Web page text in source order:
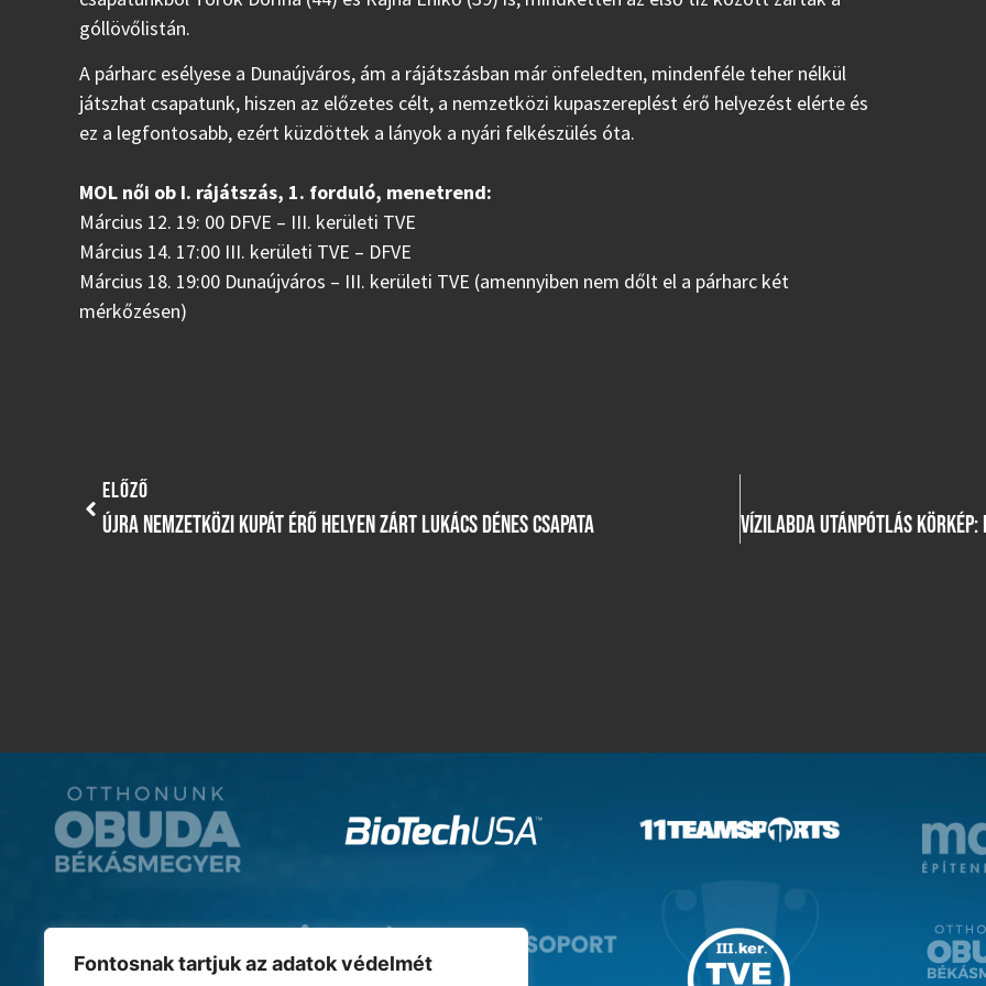
Fontosnak tartjuk az adatok védelmét
góllövőlistán.
A párharc esélyese a Dunaújváros, ám a rájátszásban már önfeledten, mindenféle teher nélkül
játszhat csapatunk, hiszen az előzetes célt, a nemzetközi kupaszereplést érő helyezést elérte és
ez a legfontosabb, ezért küzdöttek a lányok a nyári felkészülés óta.
MOL női ob I. rájátszás, 1. forduló, menetrend:
Március 12. 19: 00 DFVE – III. kerületi TVE
Március 14. 17:00 III. kerületi TVE – DFVE
Március 18. 19:00 Dunaújváros – III. kerületi TVE (amennyiben nem dőlt el a párharc két
mérkőzésen)
ELŐZŐ
ÚJRA NEMZETKÖZI KUPÁT ÉRŐ HELYEN ZÁRT LUKÁCS DÉNES CSAPATA